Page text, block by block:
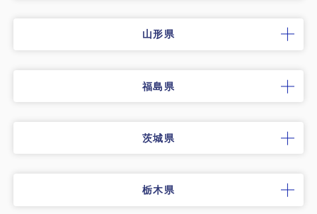
山形県
福島県
茨城県
栃木県